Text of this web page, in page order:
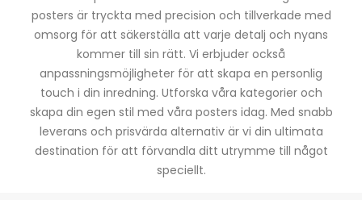
posters är tryckta med precision och tillverkade med
omsorg för att säkerställa att varje detalj och nyans
kommer till sin rätt. Vi erbjuder också
anpassningsmöjligheter för att skapa en personlig
touch i din inredning. Utforska våra kategorier och
skapa din egen stil med våra posters idag. Med snabb
leverans och prisvärda alternativ är vi din ultimata
destination för att förvandla ditt utrymme till något
speciellt.